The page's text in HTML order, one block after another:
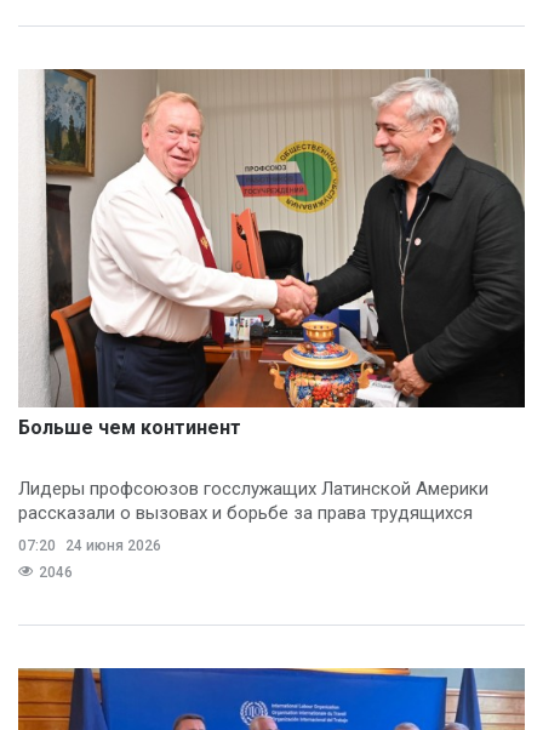
Больше чем континент
Лидеры профсоюзов госслужащих Латинской Америки
рассказали о вызовах и борьбе за права трудящихся
07:20
24 июня 2026
2046